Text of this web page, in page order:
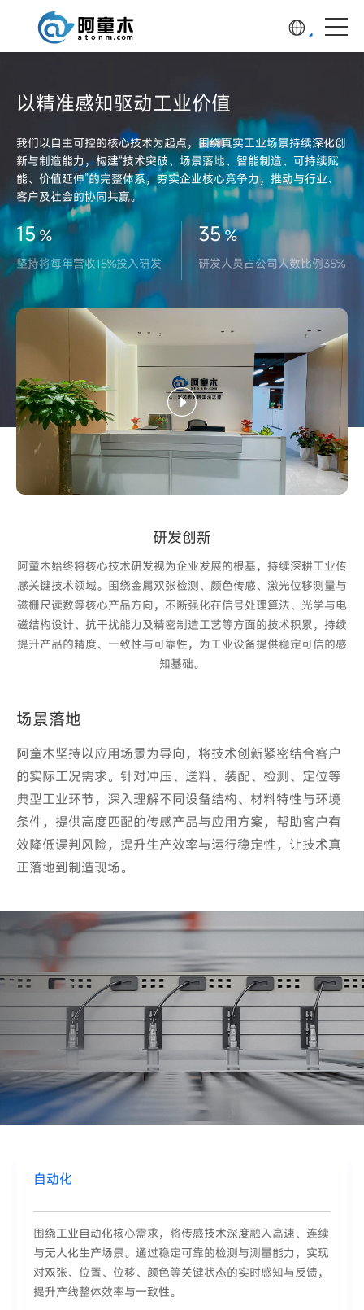
以精准感知驱动工业价值
我们以自主可控的核心技术为起点，围绕真实工业场景持续深化创
新与制造能力，构建“技术突破、场景落地、智能制造、可持续赋
能、价值延伸”的完整体系，夯实企业核心竞争力，推动与行业、
客户及社会的协同共赢。
15 %
坚持将每年营收15%投入研发
35 %
研发人员占公司人数比例35%
研发创新
阿童木始终将核心技术研发视为企业发展的根基，持续深耕工业传
感关键技术领域。围绕金属双张检测、颜色传感、激光位移测量与
磁栅尺读数等核心产品方向，不断强化在信号处理算法、光学与电
磁结构设计、抗干扰能力及精密制造工艺等方面的技术积累，持续
提升产品的精度、一致性与可靠性，为工业设备提供稳定可信的感
知基础。
场景落地
阿童木坚持以应用场景为导向，将技术创新紧密结合客户
的实际工况需求。针对冲压、送料、装配、检测、定位等
典型工业环节，深入理解不同设备结构、材料特性与环境
条件，提供高度匹配的传感产品与应用方案，帮助客户有
效降低误判风险，提升生产效率与运行稳定性，让技术真
正落地到制造现场。
场景落地
阿童木坚持以应用场景为导向，将技术创新紧密结合客户
的实际工况需求。针对冲压、送料、装配、检测、定位等
典型工业环节，深入理解不同设备结构、材料特性与环境
条件，提供高度匹配的传感产品与应用方案，帮助客户有
效降低误判风险，提升生产效率与运行稳定性，让技术真
正落地到制造现场。
自动化
围绕工业自动化核心需求，将传感技术深度融入高速、连续
与无人化生产场景。通过稳定可靠的检测与测量能力，实现
对双张、位置、位移、颜色等关键状态的实时感知与反馈，
提升产线整体效率与一致性。